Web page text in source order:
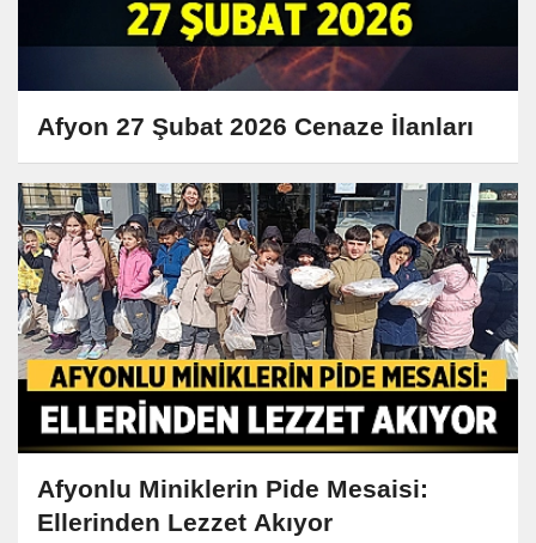
Afyon 27 Şubat 2026 Cenaze İlanları
Afyonlu Miniklerin Pide Mesaisi:
Ellerinden Lezzet Akıyor